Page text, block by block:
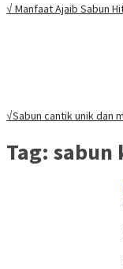
√ Manfaat Ajaib Sabun
√Sabun cantik unik dan
Tag: sabun